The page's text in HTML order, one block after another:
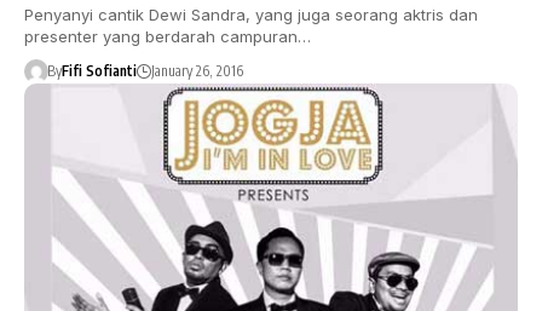
Penyanyi cantik Dewi Sandra, yang juga seorang aktris dan
presenter yang berdarah campuran…
ByFifi Sofianti January 26, 2016